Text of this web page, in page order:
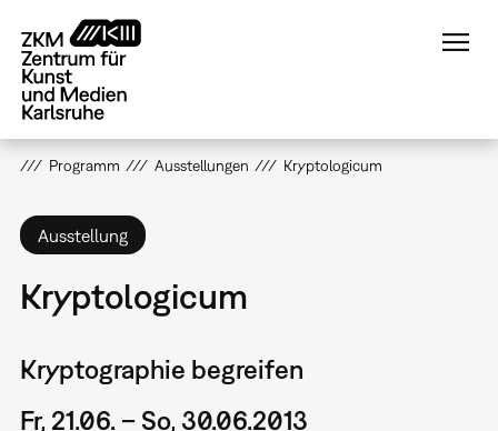
zum
Inhalt
Programm Ausstellungen Kryptologicum
Ausstellung
Kryptologicum
Kryptographie begreifen
Fr, 21.06. – So, 30.06.2013